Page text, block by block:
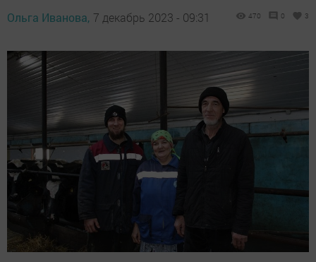
Ольга Иванова, 7 декабрь 2023 - 09:31 470 0 3